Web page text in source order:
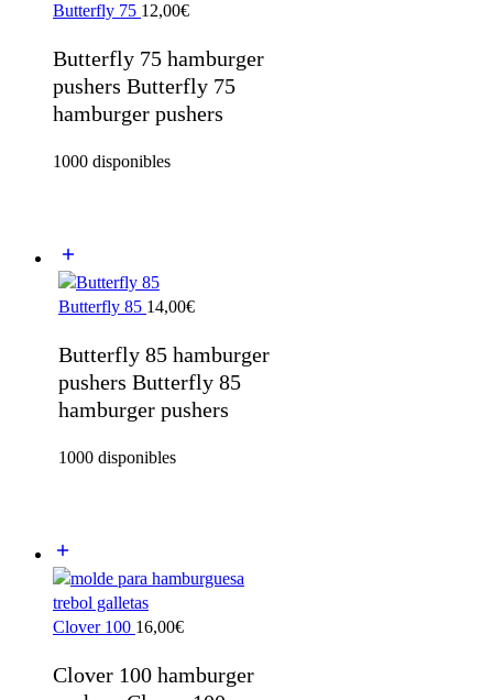
Butterfly 75 12,00€
Butterfly 75 hamburger
pushers Butterfly 75
hamburger pushers
1000 disponibles
Butterfly 85 14,00€
Butterfly 85 hamburger
pushers Butterfly 85
hamburger pushers
1000 disponibles
Clover 100 16,00€
Clover 100 hamburger